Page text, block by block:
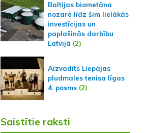
Baltijas biometāna
nozarē līdz šim lielākās
investīcijas un
paplašinās darbību
Latvijā (2)
Aizvadīts Liepājas
pludmales tenisa līgas
4. posms(2)
Saistītie raksti